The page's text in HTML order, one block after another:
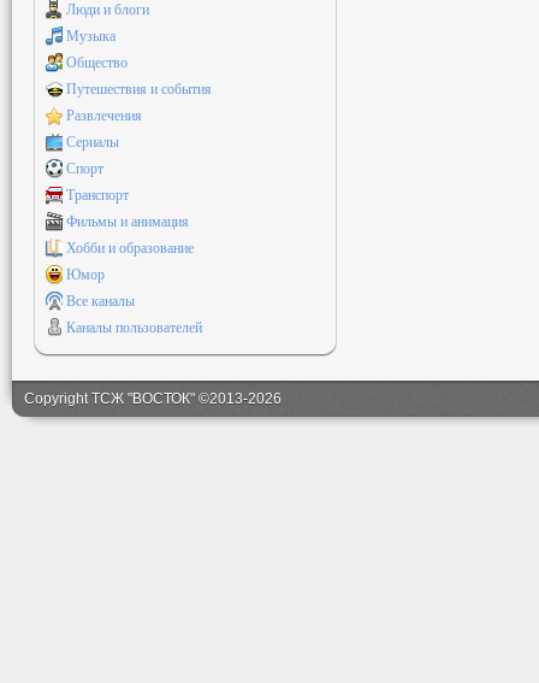
Люди и блоги
Музыка
Общество
Путешествия и события
Развлечения
Сериалы
Спорт
Транспорт
Фильмы и анимация
Хобби и образование
Юмор
Все каналы
Каналы пользователей
Copyright ТСЖ "ВОСТОК" ©2013-2026